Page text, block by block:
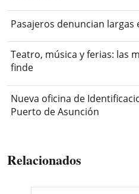
Pasajeros denuncian largas
Teatro, música y ferias: las
finde
Nueva oficina de
Puerto de Asunción
Relacionados